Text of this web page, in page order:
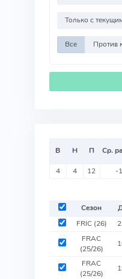
Только с
Все
В Н П Ср.
4 4 12 -
Сезон
FRIC (26)
FRAC
(25/26)
FRAC
(25/26)